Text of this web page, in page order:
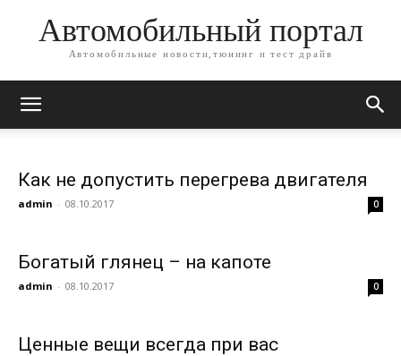
Автомобильный портал
Автомобильные новости,тюнинг и тест драйв
Как не допустить перегрева двигателя
admin - 08.10.2017 0
Богатый глянец – на капоте
admin - 08.10.2017 0
Ценные вещи всегда при вас